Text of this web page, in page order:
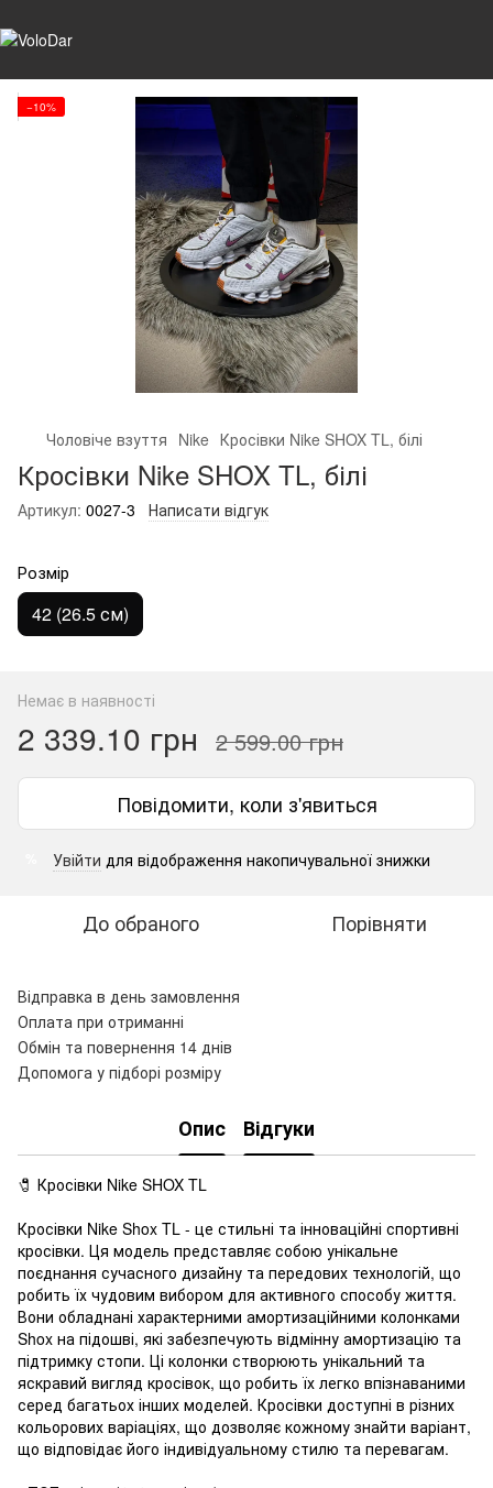
−10%
Чоловіче взуття Nike Кросівки Nike SHOX TL, білі
Кросівки Nike SHOX TL, білі
Артикул: 0027-3 Написати відгук
Розмір
42 (26.5 см)
Немає в наявності
2 339.10 грн 2 599.00 грн
Повідомити, коли з'явиться
Увійти для відображення накопичувальної знижки
До обраного Порівняти
Відправка в день замовлення
Оплата при отриманні
Обмін та повернення 14 днів
Допомога у підборі розміру
Опис Відгуки
🧷 Кросівки Nike SHOX TL
Кросівки Nike Shox TL - це стильні та інноваційні спортивні
кросівки. Ця модель представляє собою унікальне
поєднання сучасного дизайну та передових технологій, що
робить їх чудовим вибором для активного способу життя.
Вони обладнані характерними амортизаційними колонками
Shox на підошві, які забезпечують відмінну амортизацію та
підтримку стопи. Ці колонки створюють унікальний та
яскравий вигляд кросівок, що робить їх легко впізнаваними
серед багатьох інших моделей. Кросівки доступні в різних
кольорових варіаціях, що дозволяє кожному знайти варіант,
що відповідає його індивідуальному стилю та перевагам.